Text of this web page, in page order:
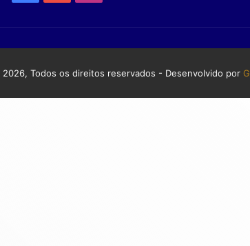
Todos os direitos reservados - Desenvolvido por